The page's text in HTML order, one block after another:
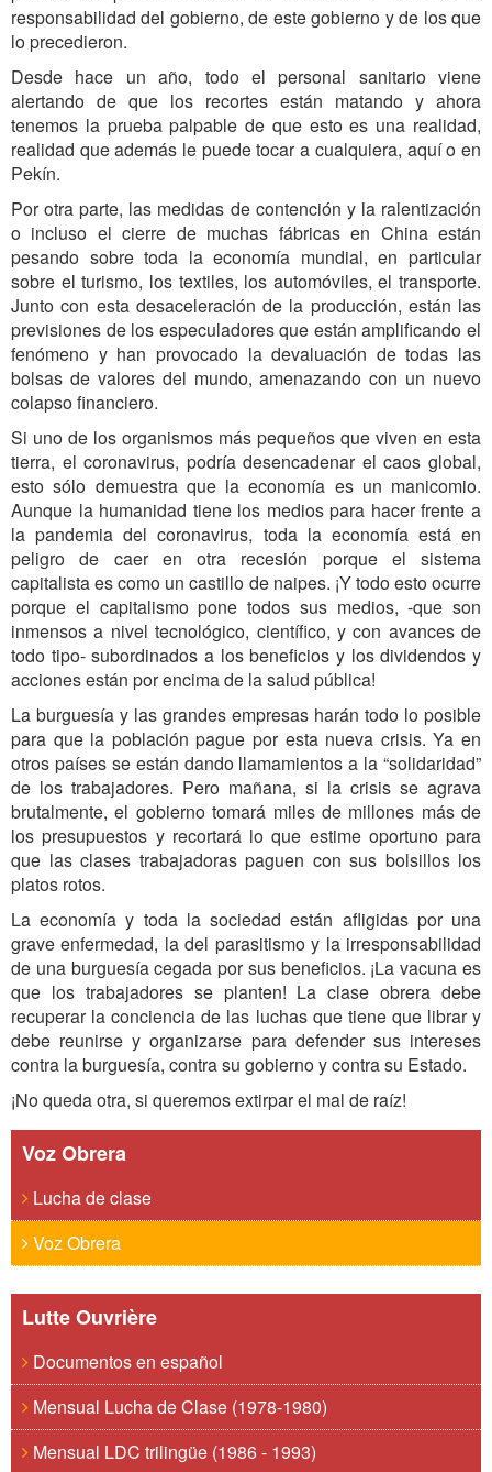
responsabilidad del gobierno, de este gobierno y de los que
lo precedieron.
Desde hace un año, todo el personal sanitario viene
alertando de que los recortes están matando y ahora
tenemos la prueba palpable de que esto es una realidad,
realidad que además le puede tocar a cualquiera, aquí o en
Pekín.
Por otra parte, las medidas de contención y la ralentización
o incluso el cierre de muchas fábricas en China están
pesando sobre toda la economía mundial, en particular
sobre el turismo, los textiles, los automóviles, el transporte.
Junto con esta desaceleración de la producción, están las
previsiones de los especuladores que están amplificando el
fenómeno y han provocado la devaluación de todas las
bolsas de valores del mundo, amenazando con un nuevo
colapso financiero.
Si uno de los organismos más pequeños que viven en esta
tierra, el coronavirus, podría desencadenar el caos global,
esto sólo demuestra que la economía es un manicomio.
Aunque la humanidad tiene los medios para hacer frente a
la pandemia del coronavirus, toda la economía está en
peligro de caer en otra recesión porque el sistema
capitalista es como un castillo de naipes. ¡Y todo esto ocurre
porque el capitalismo pone todos sus medios, -que son
inmensos a nivel tecnológico, científico, y con avances de
todo tipo- subordinados a los beneficios y los dividendos y
acciones están por encima de la salud pública!
La burguesía y las grandes empresas harán todo lo posible
para que la población pague por esta nueva crisis. Ya en
otros países se están dando llamamientos a la “solidaridad”
de los trabajadores. Pero mañana, si la crisis se agrava
brutalmente, el gobierno tomará miles de millones más de
los presupuestos y recortará lo que estime oportuno para
que las clases trabajadoras paguen con sus bolsillos los
platos rotos.
La economía y toda la sociedad están afligidas por una
grave enfermedad, la del parasitismo y la irresponsabilidad
de una burguesía cegada por sus beneficios. ¡La vacuna es
que los trabajadores se planten! La clase obrera debe
recuperar la conciencia de las luchas que tiene que librar y
debe reunirse y organizarse para defender sus intereses
contra la burguesía, contra su gobierno y contra su Estado.
¡No queda otra, si queremos extirpar el mal de raíz!
Voz Obrera
Lucha de clase
Voz Obrera
Lutte Ouvrière
Documentos en español
Mensual Lucha de Clase (1978-1980)
Mensual LDC trilingüe (1986 - 1993)